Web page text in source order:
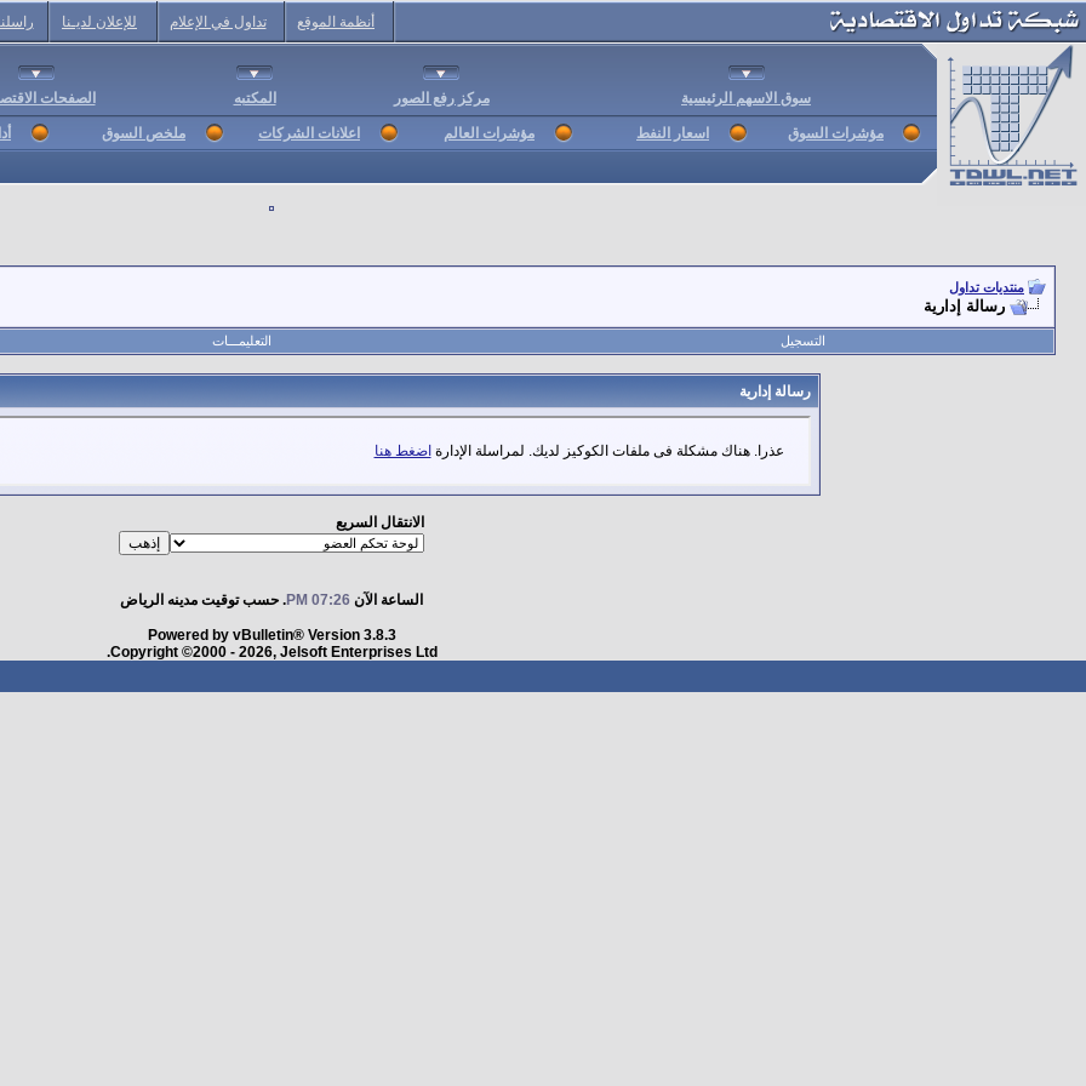
أنظمة الموقع تداول في الإعلام للإعلان لديـنا
سوق الاسهم الرئيسية مركز رفع الصور المكتبه الصفحات
مؤشرات السوق اسعار النفط مؤشرات العالم اعلانات الشركات ملخص السوق
منتديات تداول
رسالة إدارية
التسجيل التعليمـــات
رسالة إدارية
عذرا. هناك مشكلة فى ملفات الكوكيز لديك. لمراسلة الإدارة اضغط هنا
الانتقال السريع
الساعة الآن 07:26 PM . حسب توقيت مدينه الرياض
Powered by vBulletin® Version 3.8.3
Copyright ©2000 - 2026, Jelsoft Enterprises Ltd.